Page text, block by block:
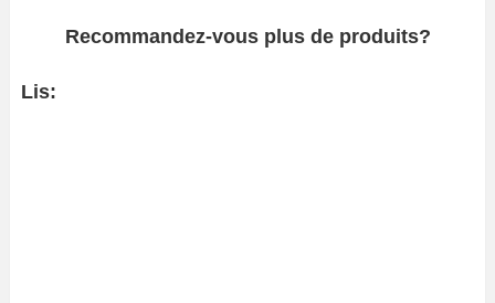
Recommandez-vous plus de produits?
Lis: